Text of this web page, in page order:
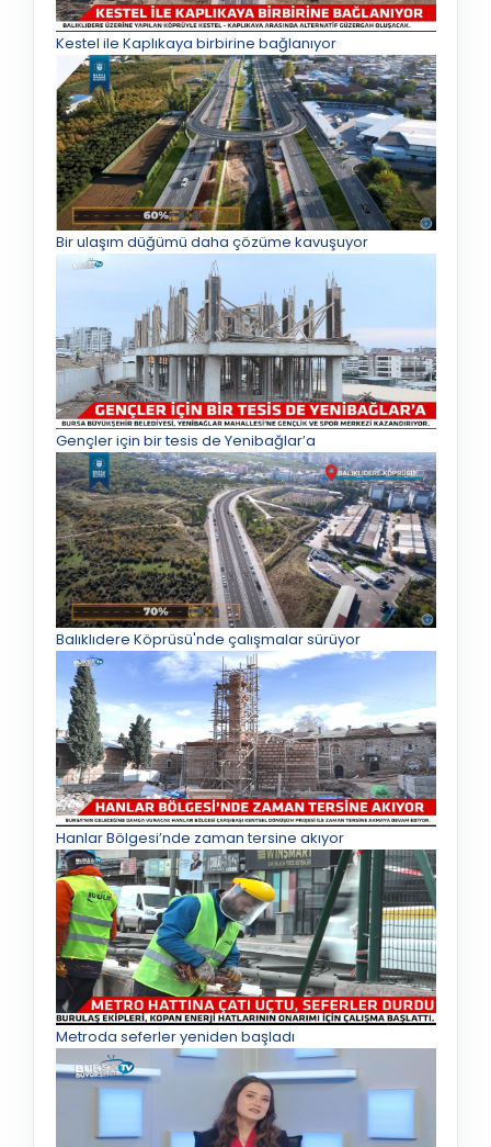
Kestel ile Kaplıkaya birbirine bağlanıyor
Bir ulaşım düğümü daha çözüme kavuşuyor
Gençler için bir tesis de Yenibağlar’a
Balıklıdere Köprüsü'nde çalışmalar sürüyor
Hanlar Bölgesi’nde zaman tersine akıyor
Metroda seferler yeniden başladı